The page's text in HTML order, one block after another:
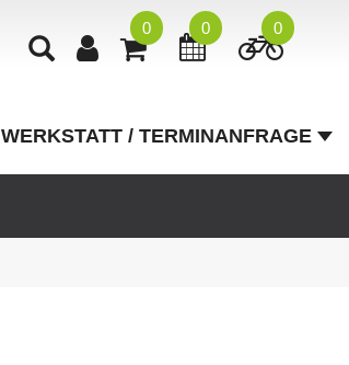
0 0 0
WERKSTATT / TERMINANFRAGE